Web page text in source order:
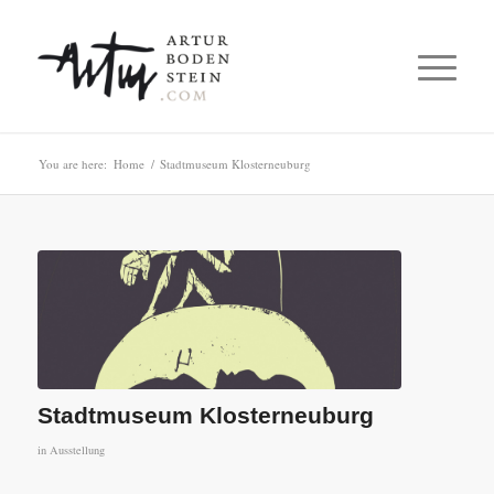
You are here: Home / Stadtmuseum Klosterneuburg
Stadtmuseum Klosterneuburg
in Ausstellung